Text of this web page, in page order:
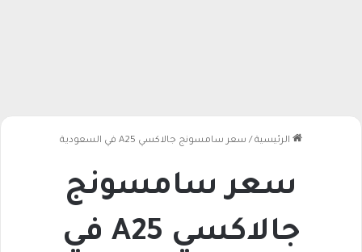
الرئيسية / سعر سامسونج جالاكسي A25 في السعودية
سعر سامسونج
جالاكسي A25 في